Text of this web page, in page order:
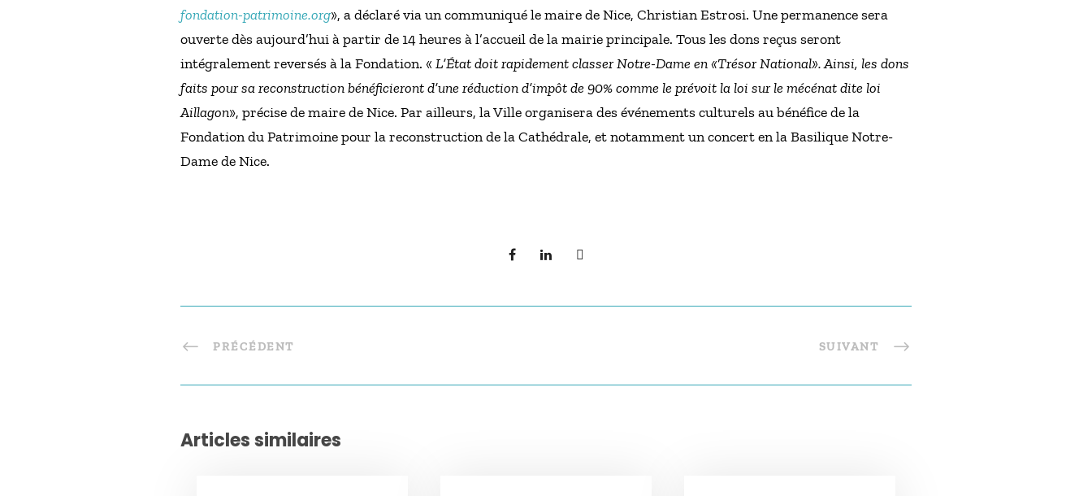
fondation-patrimoine.org», a déclaré via un communiqué le maire de Nice, Christian Estrosi. Une permanence sera
ouverte dès aujourd’hui à partir de 14 heures à l’accueil de la mairie principale. Tous les dons reçus seront
intégralement reversés à la Fondation. « L’État doit rapidement classer Notre-Dame en «Trésor National». Ainsi, les dons
faits pour sa reconstruction bénéficieront d’une réduction d’impôt de 90% comme le prévoit la loi sur le mécénat dite loi
Aillagon», précise de maire de Nice. Par ailleurs, la Ville organisera des événements culturels au bénéfice de la
Fondation du Patrimoine pour la reconstruction de la Cathédrale, et notamment un concert en la Basilique Notre-
Dame de Nice.
PRÉCÉDENT SUIVANT
Articles similaires